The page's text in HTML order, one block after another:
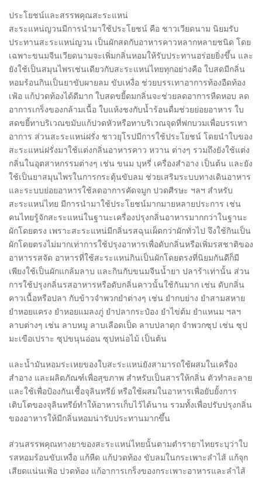
ประโยชน์และสรรพคุณสะระแหน่
สะระแหน่ญวนมีการนำมาใช้ประโยชน์ คือ ชาวเวียดนาม นิยมรับ
ประทานสะระแหน่ญวน เป็นผักสดกับอาหารคาวหลากหลายชนิด โดย
เฉพาะขนมจีนเวียดนามจะเพิ่มกลิ่นหอมให้รับประทานอร่อยยิ่งขึ้น และ
ยังใช้เป็นสมุนไพรเช่นเดียวกับสะระแหน่ไทยทุกอย่างคือ ใบสดมีกลิ่น
หอมร้อนกินเป็นยาขับผายลม ขับเหงื่อ ช่วยบรรเทาอาการท้องอืดท้อง
เฟ้อ แก้ปวดท้องได้ดีมาก ใบสดขยี้ดมกลิ่นจะช่วยลดอาการหืดหอบ ลด
อาการเกร็งของกล้ามเนื้อ ใบแห้งชงกับน้ำร้อนดื่มช่วยย่อยอาหาร ใบ
สดขยี้ทาบริเวณขมับแก้ปวดหัวหรือทาบริเวณจุดที่ฟกบวมเพื่อบรรเทา
อาการ ส่วนสะระแหน่ฝรั่ง ชาวยุโรปมีการใช้ประโยชน์ โดยนำใบของ
สะระแหน่ฝรั่งมาใช้แต่งกลิ่นอาหารคาว หวาน ต่างๆ รวมถึงยังใช้แต่ง
กลิ่นในอุตสาหกรรมต่างๆ เช่น ขนม บุหรี่ เครื่องสำอาง เป็นต้น และยัง
ใช้เป็นยาสมุนไพรในการกระตุ้นขับลม ช่วยเสริมระบบทางเดินอาหาร
และระบบย่อยอาหารใช้ลดอาการคัดจมูก ปวดศีรษะ ฯลฯ สำหรับ
สะระแหน่ไทย มีการนำมาใช้ประโยชน์มากมายหลายประการ เช่น
คนไทยรู้จักสะระแหน่ในฐานะเครื่องปรุงกลิ่นอาหารมากกว่าในฐานะ
ผักโดยตรง เพราะสะระแหน่มีกลิ่นรสฉุนเผ็ดกว่าผักทั่วไป จึงใช้กินเป็น
ผักโดยตรงไม่มากเท่าการใช้ปรุงอาหารเพื่อดับกลิ่นหรือเพิ่มรสชาติของ
อาหารรสจัด อาหารที่ใช้สะระแหน่กินเป็นผักโดยตรงที่นิยมกันดีก็มี
เพียงใช้เป็นผักแกล้มลาบ และกินกับขนมจีนน้ำยา ปลาร้าเท่านั้น ส่วน
การใช้ปรุงกลิ่นรสอาหารหรือดับกลิ่นคาวนั้นใช้กันมาก เช่น ดับกลิ่น
คาวเนื้อหรือปลา กับข้าวจำพวกยำต่างๆ เช่น ยำกบย่าง ยำสามสหาย
ยำหอยแครง ยำหอยแมลงภู่ ยำปลากระป๋อง ยำไข่ต้ม ยำแหนม ฯลฯ
ลาบต่างๆ เช่น ลาบหมู ลาบเลือดเป็ด ลาบปลาดุก จำพวกซุป เช่น ซุป
มะเขือเปราะ ซุปขนุนอ่อน ซุปหน่อไม้ เป็นต้น
และน้ำมันหอมระเหยของใบสะระแหน่ยังสามารถใช้ผสมในเครื่อง
สำอาง และผลิตภัณฑ์เพื่อสุขภาพ สำหรับเป็นสารให้กลิ่น ตัวทำละลาย
และใช้เพื่อป้องกันเชื้อจุลินทรีย์ หรือใช้ผสมในอาหารเพื่อยับยั้งการ
เติบโตของจุลินทรีย์ทำให้อาหารเก็บไว้ได้นาน รวมทั้งเพื่อปรับปรุงกลิ่น
ของอาหารให้มีกลิ่นหอมน่ารับประทานมากขึ้น
ส่วนสรรพคุณทางยาของสะระแหน่ไทยนั้นตามตำรายาไทยระบุว่าใบ
รสหอมร้อนขับเหงื่อ แก้หืด แก้ปวดท้อง ขับลมในกระเพาะลำไส้ แก้จุก
เสียดแน่นเฟ้อ ปวดท้อง แก้อาการเกร็งของกระเพาะอาหารและลำไส้